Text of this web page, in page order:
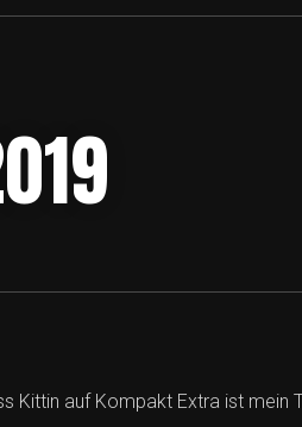
Kittin auf Kompakt Extra ist mein